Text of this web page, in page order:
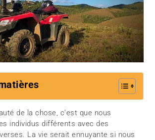
de la chose, c’est que nous
individus différents avec des
La vie serait ennuyante si nous